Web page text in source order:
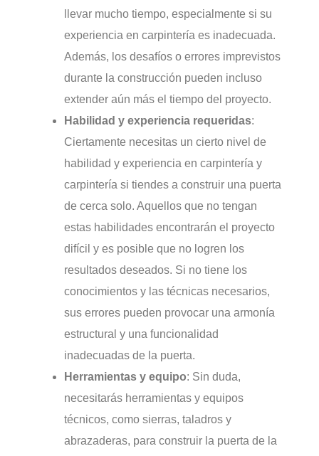
llevar mucho tiempo, especialmente si su
experiencia en carpintería es inadecuada.
Además, los desafíos o errores imprevistos
durante la construcción pueden incluso
extender aún más el tiempo del proyecto.
Habilidad y experiencia requeridas:
Ciertamente necesitas un cierto nivel de
habilidad y experiencia en carpintería y
carpintería si tiendes a construir una puerta
de cerca solo. Aquellos que no tengan
estas habilidades encontrarán el proyecto
difícil y es posible que no logren los
resultados deseados. Si no tiene los
conocimientos y las técnicas necesarios,
sus errores pueden provocar una armonía
estructural y una funcionalidad
inadecuadas de la puerta.
Herramientas y equipo: Sin duda,
necesitarás herramientas y equipos
técnicos, como sierras, taladros y
abrazaderas, para construir la puerta de la